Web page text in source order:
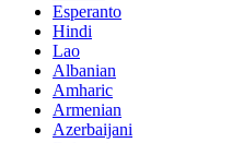
Esperanto
Hindi
Lao
Albanian
Amharic
Armenian
Azerbaijani